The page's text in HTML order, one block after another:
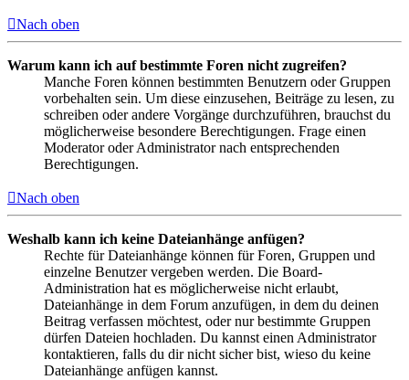
Nach oben
Warum kann ich auf bestimmte Foren nicht zugreifen?
Manche Foren können bestimmten Benutzern oder Gruppen
vorbehalten sein. Um diese einzusehen, Beiträge zu lesen, zu
schreiben oder andere Vorgänge durchzuführen, brauchst du
möglicherweise besondere Berechtigungen. Frage einen
Moderator oder Administrator nach entsprechenden
Berechtigungen.
Nach oben
Weshalb kann ich keine Dateianhänge anfügen?
Rechte für Dateianhänge können für Foren, Gruppen und
einzelne Benutzer vergeben werden. Die Board-
Administration hat es möglicherweise nicht erlaubt,
Dateianhänge in dem Forum anzufügen, in dem du deinen
Beitrag verfassen möchtest, oder nur bestimmte Gruppen
dürfen Dateien hochladen. Du kannst einen Administrator
kontaktieren, falls du dir nicht sicher bist, wieso du keine
Dateianhänge anfügen kannst.